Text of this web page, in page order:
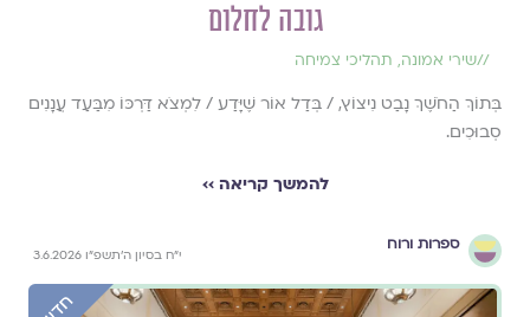
גובה לחלום
//שירי אמונה, תהליכי צמיחה
בְּתוֹךְ הַחֹשֶׁךְ נָבַט נִיצוֹץ, / בְּדַל אוֹר שֶׁיָּדַע / לִמְצֹא דַּרְכּוֹ מִבַּעַד עֲנָנִים
סְבוּכִים.
להמשך קריאה ››
ספרות ורוח
י״ח בסיון ה׳תשפ״ו 3.6.2026